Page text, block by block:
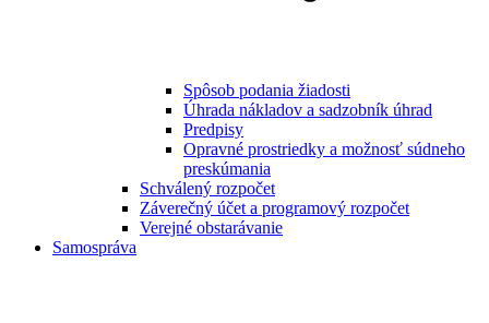
Spôsob podania žiadosti
Úhrada nákladov a sadzobník úhrad
Predpisy
Opravné prostriedky a možnosť súdneho
preskúmania
Schválený rozpočet
Záverečný účet a programový rozpočet
Verejné obstarávanie
Samospráva